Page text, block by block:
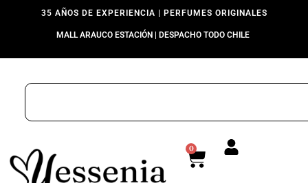
35 AÑOS DE EXPERIENCIA | PERFUMES ORIGINALES
MALL ARAUCO ESTACIÓN | DESPACHO TODO CHILE
0